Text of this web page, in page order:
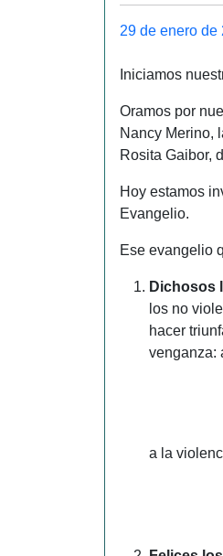
Publicado
29 de enero de
Iniciamos
Oramos por
Nancy Merino,
Rosita Gaibor,
Hoy estamos
Evangelio.
Ese evangelio
Dichosos
los no
hacer
venganza:
a la